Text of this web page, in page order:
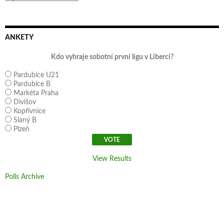
ANKETY
Kdo vyhraje sobotní první ligu v Liberci?
Pardubice U21
Pardubice B
Markéta Praha
Divišov
Kopřivnice
Slaný B
Plzeň
View Results
Polls Archive